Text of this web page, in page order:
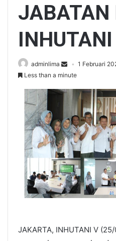
JABATAN
adminlima 1 Februari
Less than a minute
JAKARTA, INHUTANI V